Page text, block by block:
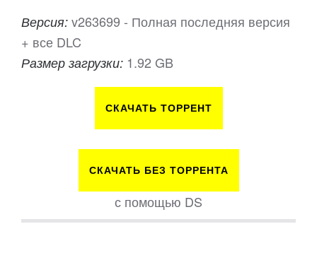
Версия: v263699 - Полная последняя версия
+ все DLC
Размер загрузки: 1.92 GB
СКАЧАТЬ ТОРРЕНТ
СКАЧАТЬ БЕЗ ТОРРЕНТА
с помощью DS